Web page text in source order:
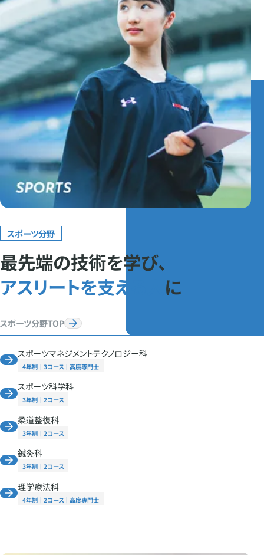
スポーツ分野
最先端の技術を学び、
アスリートを支える人 に
スポーツ分野TOP
スポーツマネジメントテクノロジー科
4年制 3コース 高度専門士
スポーツ科学科
3年制 2コース
柔道整復科
3年制 2コース
鍼灸科
3年制 2コース
理学療法科
4年制 2コース 高度専門士